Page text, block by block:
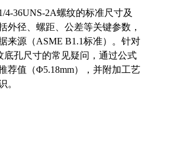
4-36UNS-2A螺纹的标准尺寸及
外径、螺距、公差等关键参数，
来源（ASME B1.1标准）。针对
底孔尺寸的常见疑问，通过公式
荐值（Φ5.18mm），并附加工艺
。